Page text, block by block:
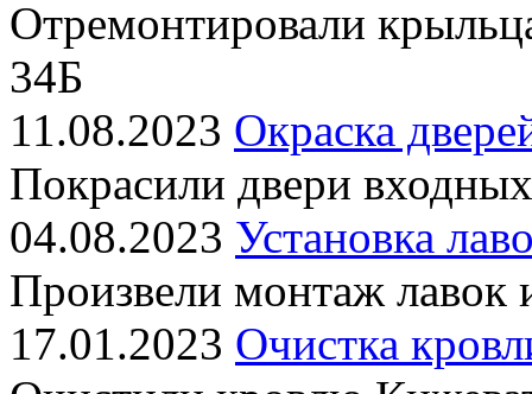
Отремонтировали
34Б
11.08.2023 Окраска
Покрасили двери
04.08.2023 Установка
Произвели монтаж
17.01.2023 Очистка